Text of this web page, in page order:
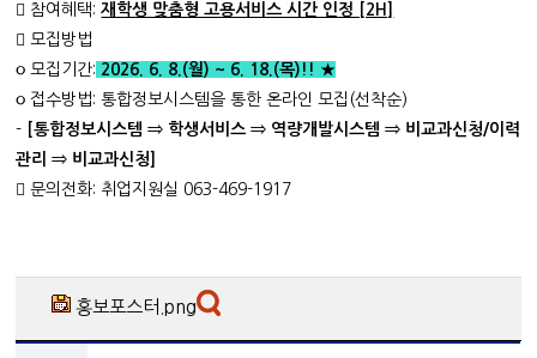
󰏅 참여혜택:재학생 맞춤형 고용서비스 시간 인정 [2H]
󰏅 모집방법
૦ 모집기간: 2026. 6. 8.(월) ~ 6. 18.(목)!! ★
૦ 접수방법: 통합정보시스템을 통한 온라인 모집(선착순)
-
[통합정보시스템⇒ 학생서비스⇒ 역량개발시스템⇒ 비교과신청/이력
관리⇒ 비교과신청]
󰏅 문의전화: 취업지원실 063-469-1917
홍보포스터.png